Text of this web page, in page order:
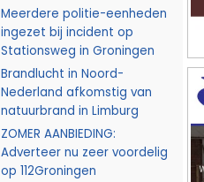
Meerdere politie-eenheden
ingezet bij incident op
Stationsweg in Groningen
Brandlucht in Noord-
Nederland afkomstig van
natuurbrand in Limburg
ZOMER AANBIEDING:
Adverteer nu zeer voordelig
op 112Groningen